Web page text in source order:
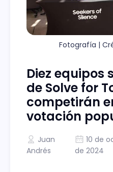
Fotografía |
Diez equipos
de Solve for
competirán
votación
Juan
Andrés
10 de
de 2024